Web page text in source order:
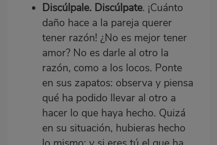
Discúlpale. Discúlpate. ¡Cuánto
daño hace a la pareja querer
tener razón! ¿No es mejor tener
amor? No es darle al otro la
razón, como a los locos. Ponte
en sus zapatos: observa y piensa
qué ha podido llevar al otro a
hacer lo que haya hecho. Quizá
en su situación, hubieras hecho